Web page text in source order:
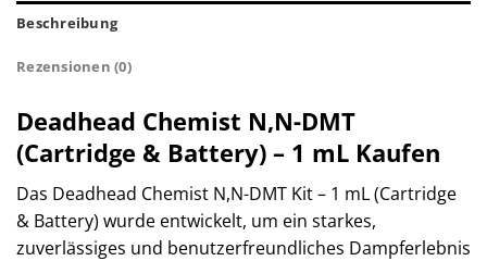
Beschreibung
Rezensionen (0)
Deadhead Chemist N,N-DMT
(Cartridge & Battery) – 1 mL Kaufen
Das Deadhead Chemist N,N-DMT Kit – 1 mL (Cartridge
& Battery) wurde entwickelt, um ein starkes,
zuverlässiges und benutzerfreundliches Dampferlebnis